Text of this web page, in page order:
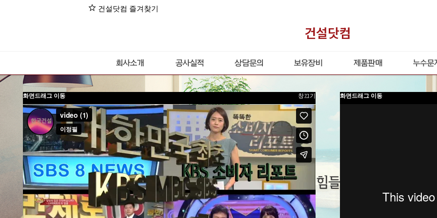
star 건설닷컴 즐겨찾기
건설닷컴
화면드래그 이동 창끄기 화면드래그 이동